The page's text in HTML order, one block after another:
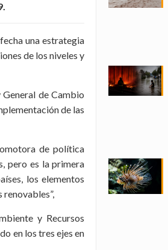
una estrategia
de los niveles y
de Cambio
de las
de política
pero es la primera
los elementos
y Recursos
en los tres ejes en